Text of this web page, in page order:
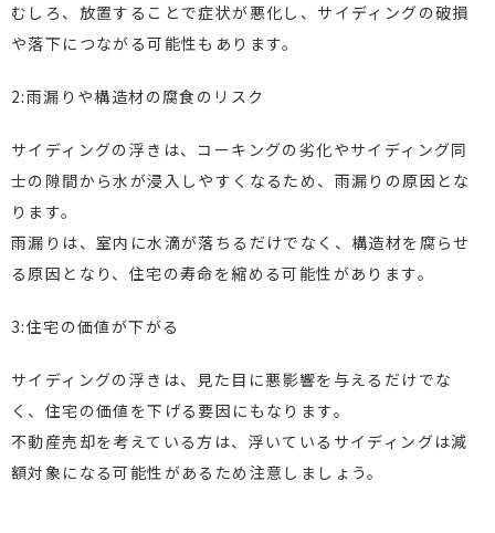
むしろ、放置することで症状が悪化し、サイディングの破損
や落下につながる可能性もあります。
2:雨漏りや構造材の腐食のリスク
サイディングの浮きは、コーキングの劣化やサイディング同
士の隙間から水が浸入しやすくなるため、雨漏りの原因とな
ります。
雨漏りは、室内に水滴が落ちるだけでなく、構造材を腐らせ
る原因となり、住宅の寿命を縮める可能性があります。
3:住宅の価値が下がる
サイディングの浮きは、見た目に悪影響を与えるだけでな
く、住宅の価値を下げる要因にもなります。
不動産売却を考えている方は、浮いているサイディングは減
額対象になる可能性があるため注意しましょう。